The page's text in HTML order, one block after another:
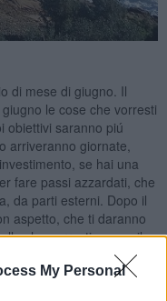
My Personal
di mese di giugno. Il
le cose che vorresti
obiettivi saranno piú
arriveranno giornate,
se hai una
fare passi azzardati, che
da parti esterni. Dopo il
aspetto, che ti daranno
che vorresti, senza il
procede bene, se hai
il 23 giugno fino a
una persona